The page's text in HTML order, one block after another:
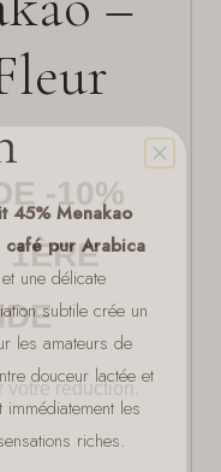
45% Menakao
café pur Arabica
une délicate
subtile crée un
les amateurs de
douceur lactée et
les
riches.
-10%
1ÈRE
réduction.